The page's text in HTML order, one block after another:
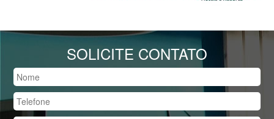
SOLICITE CONTATO